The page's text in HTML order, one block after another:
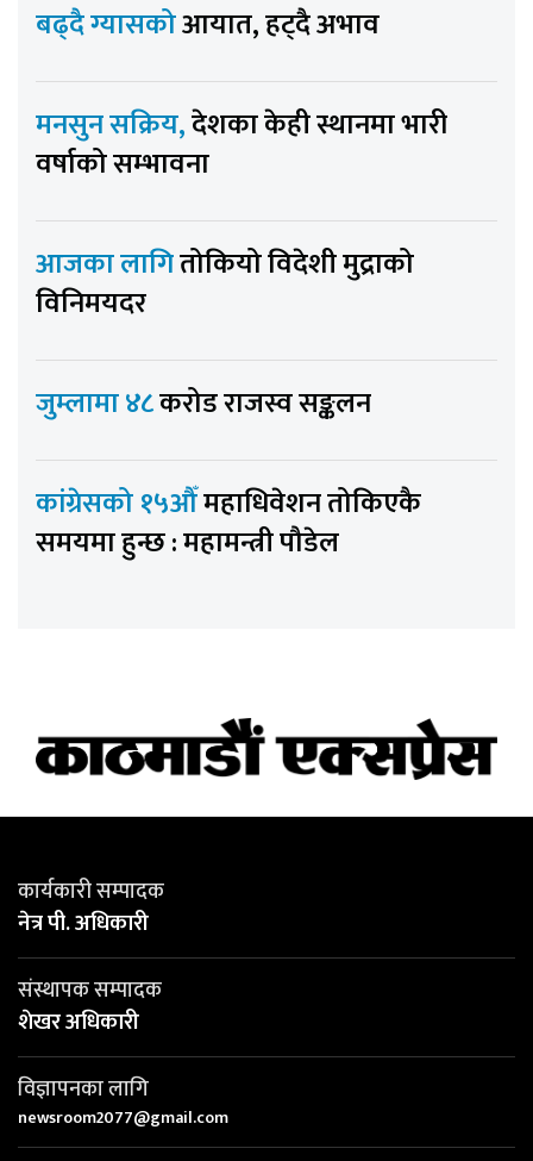
बढ्दै ग्यासकोआयात, हट्दै अभाव
मनसुन सक्रिय,देशका केही स्थानमा भारी
वर्षाको सम्भावना
आजका लागितोकियो विदेशी मुद्राको
विनिमयदर
जुम्लामा ४८करोड राजस्व सङ्कलन
कांग्रेसको १५औँमहाधिवेशन तोकिएकै
समयमा हुन्छ : महामन्त्री पौडेल
कार्यकारी सम्पादक
नेत्र पी. अधिकारी
संस्थापक सम्पादक
शेखर अधिकारी
विज्ञापनका लागि
newsroom2077@gmail.com